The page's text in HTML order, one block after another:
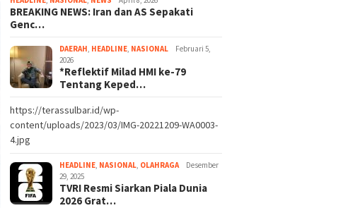
BREAKING NEWS: Iran dan AS Sepakati
Genc…
DAERAH HEADLINE NASIONAL
Februari 5,
2026
*Reflektif Milad HMI ke-79
Tentang Keped…
https://terassulbar.id/wp-
content/uploads/2023/03/IMG-20221209-WA0003-
4.jpg
HEADLINE NASIONAL OLAHRAGA
Desember
29, 2025
TVRI Resmi Siarkan Piala Dunia
2026 Grat…